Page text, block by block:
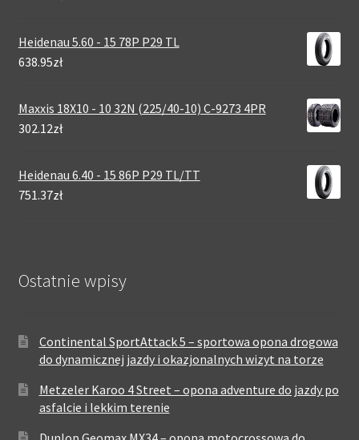
Heidenau 5.60 - 15 78P P29 TL
638.95zł
Maxxis 18X10 - 10 32N (225/40-10) C-9273 4PR
302.12zł
Heidenau 6.40 - 15 86P P29 TL/TT
751.37zł
Ostatnie wpisy
Continental SportAttack 5 – sportowa opona drogowa
do dynamicznej jazdy i okazjonalnych wizyt na torze
Metzeler Karoo 4 Street – opona adventure do jazdy po
asfalcie i lekkim terenie